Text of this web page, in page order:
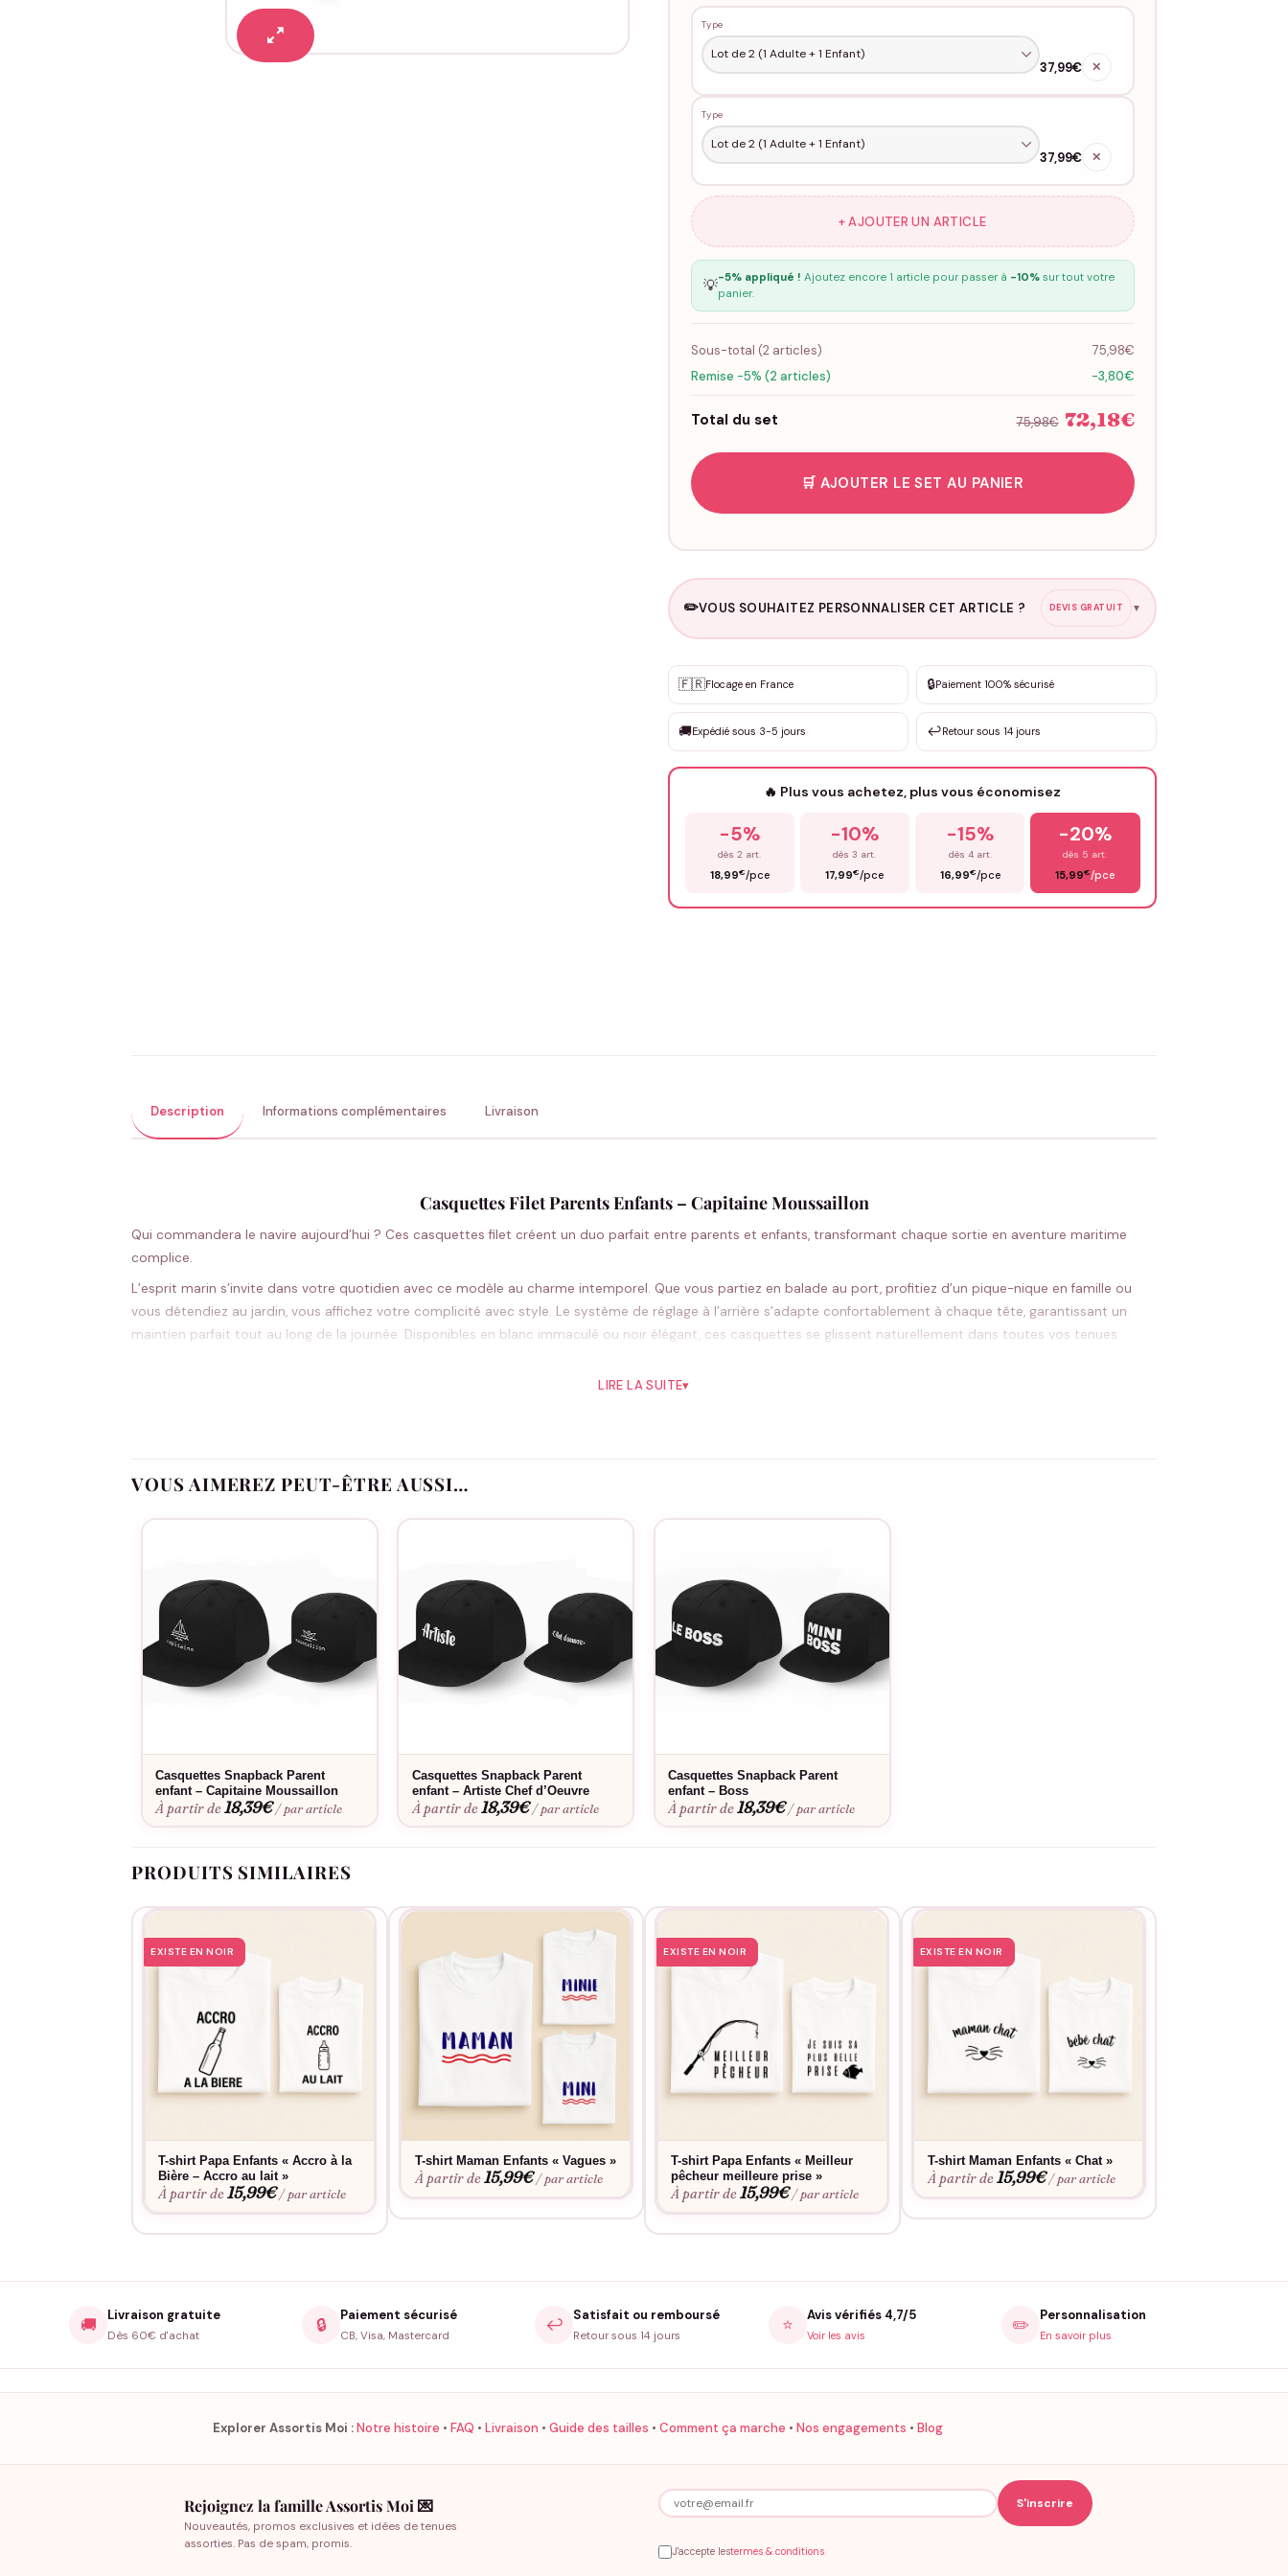
Type
37,99€ ✕
Type
37,99€ ✕
+ AJOUTER UN ARTICLE
💡-5% appliqué ! Ajoutez encore 1 article pour passer à -10%sur tout votre
panier.
Sous-total (2articles)
75,98€
Remise -5% (2 articles)
-3,80€
Total du set 75,98€ 72,18€
🛒 AJOUTER LE SET AU PANIER
✏️VOUS SOUHAITEZ PERSONNALISER CET ARTICLE ? DEVIS GRATUIT ▼
✨ Personnalisation sur mesure
DEVIS GRATUIT · Personnalisation de 3 à 10€ selon la demande
Que souhaitez-vous ?
🇫🇷Flocage en France 🔒Paiement 100% sécurisé
🚚Expédié sous 3-5 jours ↩️Retour sous 14 jours
🔥 Plus vous achetez, plus vous économisez
-5%
dès 2 art.
18,99€/pce
-10%
dès 3 art.
17,99€/pce
-15%
dès 4 art.
16,99€/pce
-20%
dès 5 art.
15,99€/pce
Description Informations complémentaires Livraison
Casquettes Filet Parents Enfants – Capitaine Moussaillon
Qui commandera le navire aujourd’hui ? Ces casquettes filet créent un duo parfait entre parents et enfants, transformant chaque sortie en aventure maritime
complice.
L’esprit marin s’invite dans votre quotidien avec ce modèle au charme intemporel. Que vous partiez en balade au port, profitiez d’un pique-nique en famille ou
vous détendiez au jardin, vous affichez votre complicité avec style. Le système de réglage à l’arrière s’adapte confortablement à chaque tête, garantissant un
maintien parfait tout au long de la journée. Disponibles en blanc immaculé ou noir élégant, ces casquettes se glissent naturellement dans toutes vos tenues
Taille ajustable pour un confort optimal parent-enfant
Deux coloris incontournables qui s’accordent à tout
Idéal pour
Sorties familiales au bord de mer, week-ends détente, activités nautiques, promenades estivales et moments de partage parent-enfant.
Filet Parents Enfants – Capitaine Moussaillon sont conçues pour résister aux aventures du quotidien tout en conservant leur allure impeccable.
LIRE LA SUITE▾
VOUS AIMEREZ PEUT-ÊTRE AUSSI…
Casquettes Snapback Parent
enfant – Capitaine Moussaillon
À partir de18,39€ / par article
Casquettes Snapback Parent
enfant – Artiste Chef d’Oeuvre
À partir de18,39€ / par article
Casquettes Snapback Parent
enfant – Boss
À partir de18,39€ / par article
PRODUITS SIMILAIRES
EXISTE EN NOIR
T-shirt Papa Enfants « Accro à la
Bière – Accro au lait »
À partir de15,99€ / par article
T-shirt Maman Enfants « Vagues »
À partir de15,99€ / par article
EXISTE EN NOIR
T-shirt Papa Enfants « Meilleur
pêcheur meilleure prise »
À partir de15,99€ / par article
EXISTE EN NOIR
T-shirt Maman Enfants « Chat »
À partir de15,99€ / par article
🚚 Livraison gratuite
Dès 60€ d'achat
🔒 Paiement sécurisé
CB, Visa, Mastercard
↩️ Satisfait ou remboursé
Retour sous 14 jours
⭐ Avis vérifiés 4,7/5
Voir les avis ✏️ Personnalisation
En savoir plus
Explorer Assortis Moi :Notre histoire • FAQ • Livraison • Guide des tailles • Comment ça marche • Nos engagements • Blog
Rejoignez la famille Assortis Moi 💌
Nouveautés, promos exclusives et idées de tenues
assorties. Pas de spam, promis.
J'accepte lestermes & conditions